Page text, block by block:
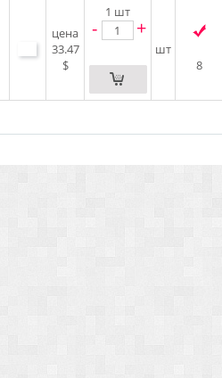
цена
33.47
$
1 шт
- +
шт
8